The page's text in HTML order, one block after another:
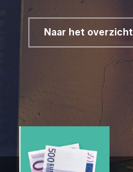
Naar het overzicht